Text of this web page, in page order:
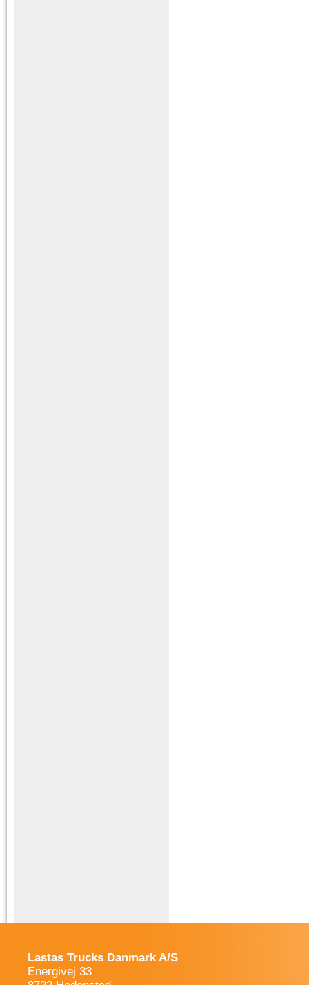
Lastas Trucks Danmark A/S
Energivej 33